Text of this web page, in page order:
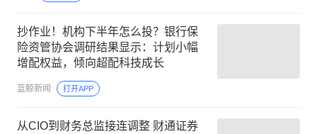
抄作业！机构下半年怎么投？银行保
险资管协会调研结果显示：计划小幅
增配权益，倾向超配科技成长
蓝鲸新闻 打开APP
从CIO到财务总监接连调整 财通证券